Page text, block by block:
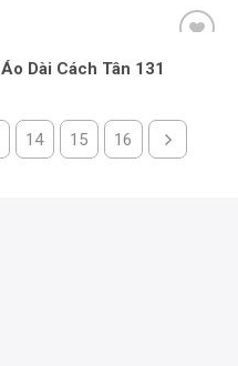
Áo Dài Cách Tân 131
14 15 16